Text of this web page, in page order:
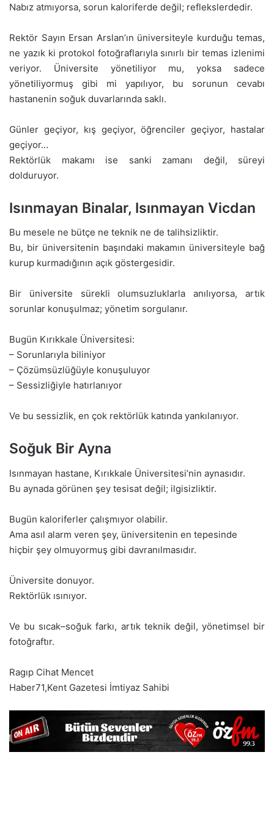
Nabız atmıyorsa, sorun kaloriferde değil; reflekslerdedir.
Rektör Sayın Ersan Arslan’ın üniversiteyle kurduğu temas,
ne yazık ki protokol fotoğraflarıyla sınırlı bir temas izlenimi
veriyor. Üniversite yönetiliyor mu, yoksa sadece
yönetiliyormuş gibi mi yapılıyor, bu sorunun cevabı
hastanenin soğuk duvarlarında saklı.
Günler geçiyor, kış geçiyor, öğrenciler geçiyor, hastalar
geçiyor…
Rektörlük makamı ise sanki zamanı değil, süreyi
dolduruyor.
Isınmayan Binalar, Isınmayan Vicdan
Bu mesele ne bütçe ne teknik ne de talihsizliktir.
Bu, bir üniversitenin başındaki makamın üniversiteyle bağ
kurup kurmadığının açık göstergesidir.
Bir üniversite sürekli olumsuzluklarla anılıyorsa, artık
sorunlar konuşulmaz; yönetim sorgulanır.
Bugün Kırıkkale Üniversitesi:
– Sorunlarıyla biliniyor
– Çözümsüzlüğüyle konuşuluyor
– Sessizliğiyle hatırlanıyor
Ve bu sessizlik, en çok rektörlük katında yankılanıyor.
Soğuk Bir Ayna
Isınmayan hastane, Kırıkkale Üniversitesi’nin aynasıdır.
Bu aynada görünen şey tesisat değil; ilgisizliktir.
Bugün kaloriferler çalışmıyor olabilir.
Ama asıl alarm veren şey, üniversitenin en tepesinde
hiçbir şey olmuyormuş gibi davranılmasıdır.
Üniversite donuyor.
Rektörlük ısınıyor.
Ve bu sıcak–soğuk farkı, artık teknik değil, yönetimsel bir
fotoğraftır.
Ragıp Cihat Mencet
Haber71,Kent Gazetesi İmtiyaz Sahibi